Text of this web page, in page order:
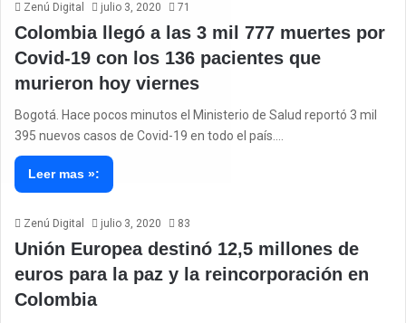
Zenú Digital julio 3, 2020 71
Colombia llegó a las 3 mil 777 muertes por
Covid-19 con los 136 pacientes que
murieron hoy viernes
Bogotá. Hace pocos minutos el Ministerio de Salud reportó 3 mil
395 nuevos casos de Covid-19 en todo el país.…
Leer mas »:
Zenú Digital julio 3, 2020 83
Unión Europea destinó 12,5 millones de
euros para la paz y la reincorporación en
Colombia